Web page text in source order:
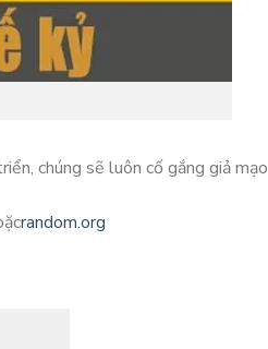
chúng sẽ luôn cố gắng giả mạo
random.org